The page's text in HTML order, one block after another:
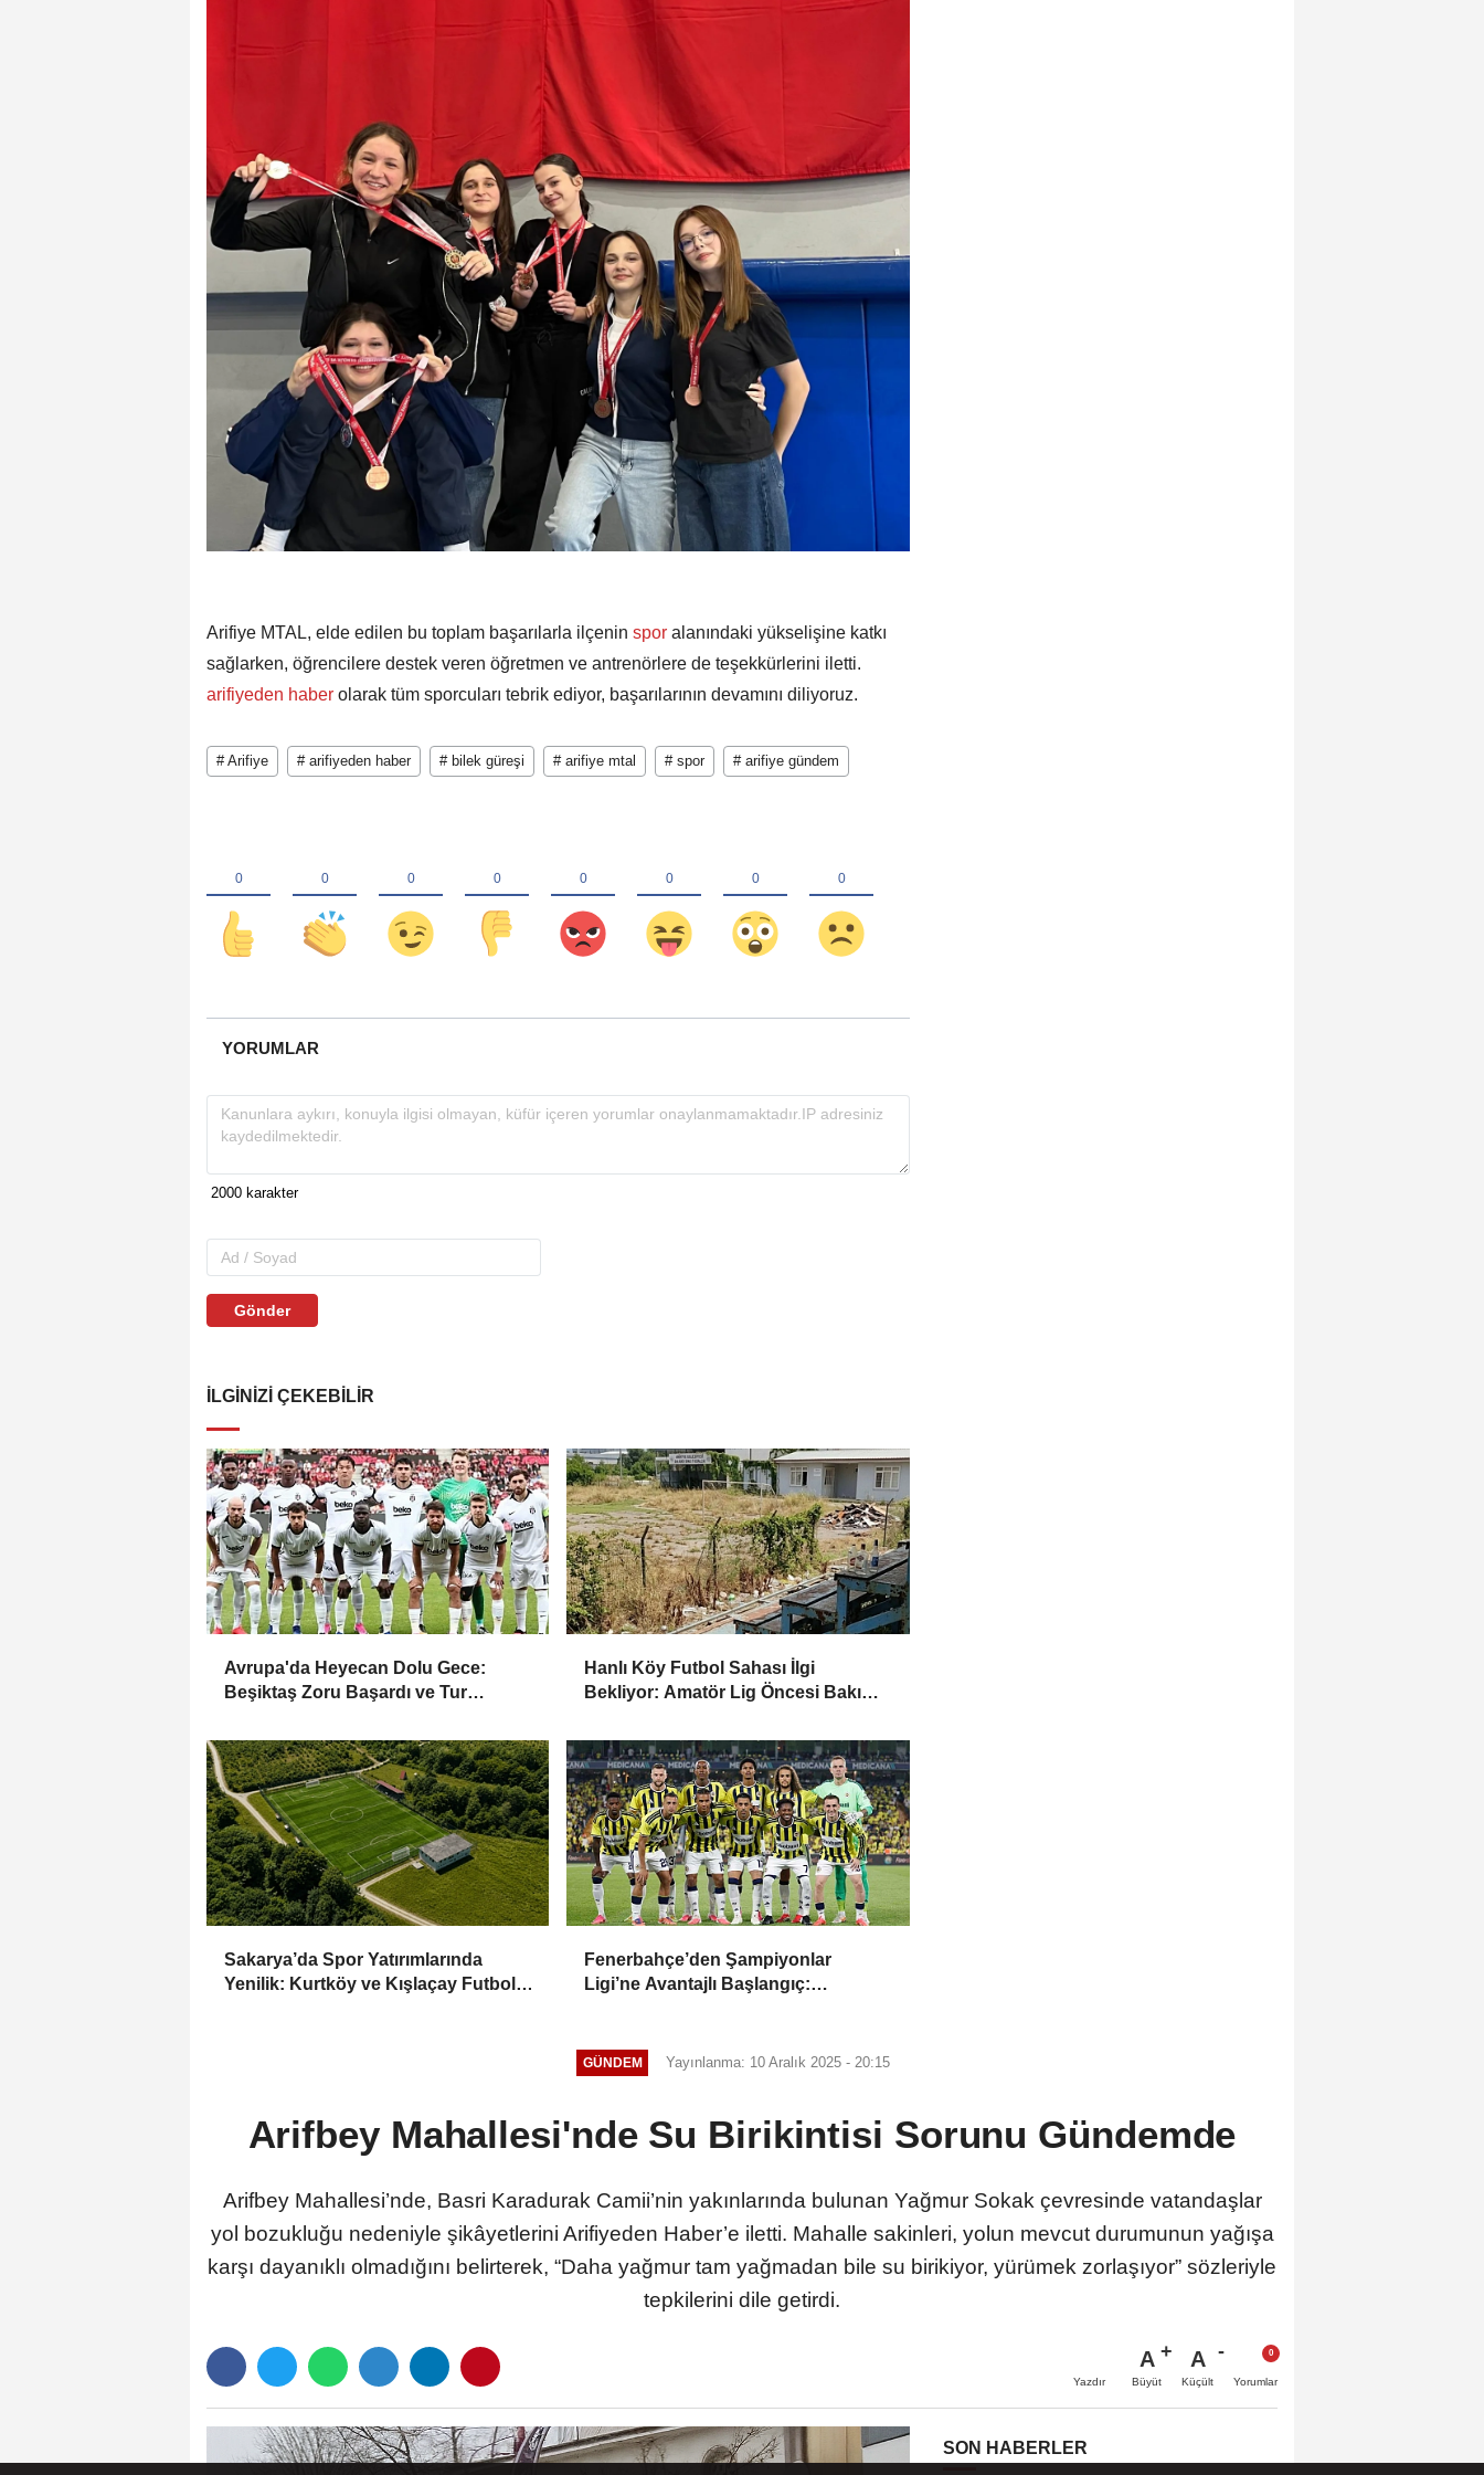
Arifiye MTAL, elde edilen bu toplam başarılarla ilçenin spor alanındaki yükselişine katkı
sağlarken, öğrencilere destek veren öğretmen ve antrenörlere de teşekkürlerini iletti.
arifiyeden haber olarak tüm sporcuları tebrik ediyor, başarılarının devamını diliyoruz.
# Arifiye # arifiyeden haber # bilek güreşi # arifiye mtal # spor # arifiye gündem
YORUMLAR
Gönder
İLGINIZI ÇEKEBILIR
Avrupa'da Heyecan Dolu Gece:
Beşiktaş Zoru Başardı ve Tur
Hanlı Köy Futbol Sahası İlgi
Bekliyor: Amatör Lig Öncesi Bakım
Sakarya’da Spor Yatırımlarında
Yenilik: Kurtköy ve Kışlaçay Futbol
Fenerbahçe’den Şampiyonlar
Ligi’ne Avantajlı Başlangıç:
GÜNDEM Yayınlanma: 10 Aralık 2025 - 20:15
Arifbey Mahallesi'nde Su Birikintisi Sorunu Gündemde
Arifbey Mahallesi’nde, Basri Karadurak Camii’nin yakınlarında bulunan Yağmur Sokak çevresinde vatandaşlar
yol bozukluğu nedeniyle şikâyetlerini Arifiyeden Haber’e iletti. Mahalle sakinleri, yolun mevcut durumunun yağışa
karşı dayanıklı olmadığını belirterek, “Daha yağmur tam yağmadan bile su birikiyor, yürümek zorlaşıyor” sözleriyle
tepkilerini dile getirdi.
Yazdır
A
Büyüt
A
Küçült Yorumlar
SON HABERLER